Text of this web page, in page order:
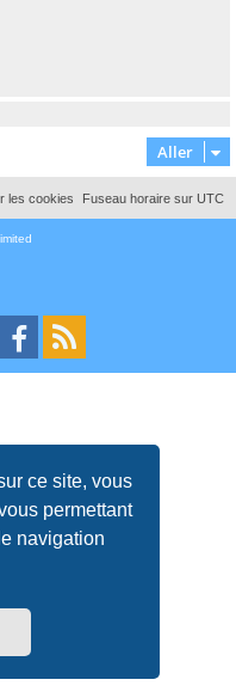
ce site, vous
permettant
navigation
Aller
Fuseau horaire sur UTC
les cookies